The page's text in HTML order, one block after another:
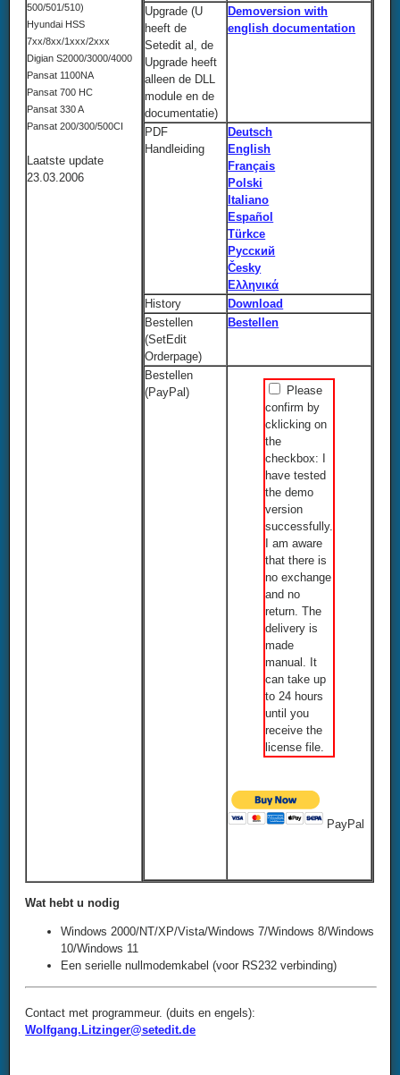
500/501/510)
Hyundai HSS
7xx/8xx/1xxx/2xxx
Digian S2000/3000/4000
Pansat 1100NA
Pansat 700 HC
Pansat 330 A
Pansat 200/300/500CI
Laatste update
23.03.2006
Upgrade (U
heeft de
Setedit al, de
Upgrade heeft
alleen de DLL
module en de
documentatie)
Demoversion with
english documentation
PDF
Handleiding
Deutsch
English
Français
Polski
Italiano
Español
Türkce
Русский
Česky
Ελληνικά
History
Download
Bestellen
(SetEdit
Orderpage)
Bestellen
Bestellen
(PayPal)
Please
confirm by
cklicking on
the
checkbox: I
have tested
the demo
version
successfully.
I am aware
that there is
no exchange
and no
return. The
delivery is
made
manual. It
can take up
to 24 hours
until you
receive the
license file.
PayPal
Wat hebt u nodig
Windows 2000/NT/XP/Vista/Windows 7/Windows 8/Windows
10/Windows 11
Een serielle nullmodemkabel (voor RS232 verbinding)
Contact met programmeur. (duits en engels):
Wolfgang.Litzinger@setedit.de